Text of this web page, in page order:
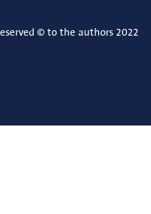
© to the authors 2022